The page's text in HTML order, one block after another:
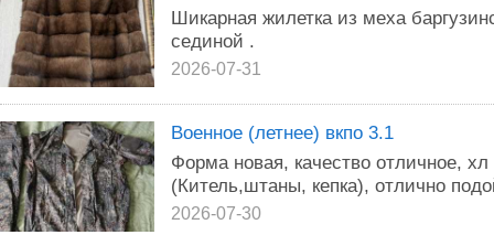
Шикарная жилетка из меха
сединой .
2026-07-31
Военное (летнее) вкпо 3.1
Форма новая, качество отличное,
(Китель,штаны, кепка), отлично
2026-07-30